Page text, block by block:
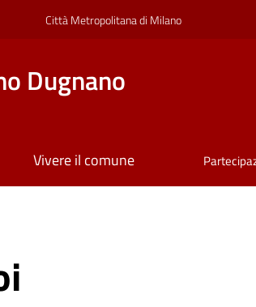
Città Metropolitana di Milano
Dugnano
Vivere il comune